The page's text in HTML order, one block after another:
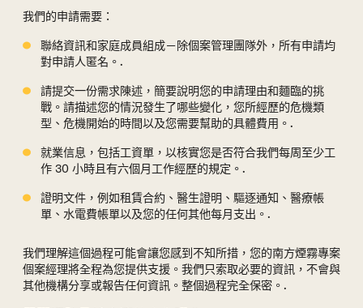
我們的申請需要：
聯絡資訊和家庭成員組成－除個案管理團隊外，所有申請均
對申請人匿名。.
請提交一份需求陳述，簡要說明您的申請理由和麵臨的挑
戰。請描述您的情況發生了哪些變化，您所經歷的危機類
型、危機開始的時間以及您需要幫助的具體費用。.
就業信息，包括工資單，以核實您是否符合我們每周至少工
作 30 小時且有六個月工作經歷的規定。.
證明文件，例如租賃合約、醫生證明、驅逐通知、醫療帳
單、水電費帳單以及您的任何其他每月支出。.
我們理解這個過程可能會讓您感到不知所措，您的南方煙霧專案
個案經理將全程為您提供支援。我們只索取必要的資訊，不會與
其他機構分享或報告任何資訊。整個過程完全保密。.